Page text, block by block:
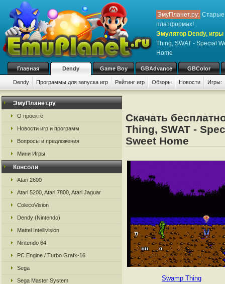
ЭмуПланет.ру: Старые
платформах!
Эмулятор Dendy,
Thing, SWAT - Special
Home
Главная Dendy Game Boy GBAdvance GBColor
Dendy Программы для запуска игр Рейтинг игр Обзоры Новости Игры:
ЭмуПланет.ру
О проекте
Новости игр и программ
Вопросы и предложения
Мини Игры
Консоли
Atari 2600
Atari 5200, Atari 7800, Atari Jaguar
ColecoVision
Dendy (Nintendo)
Mattel Intellivision
Nintendo 64
PC Engine / Turbo Grafx-16
Sega
Sega Master System
Скачать
Thing, SWAT -
Sweet Home
Swamp Thing